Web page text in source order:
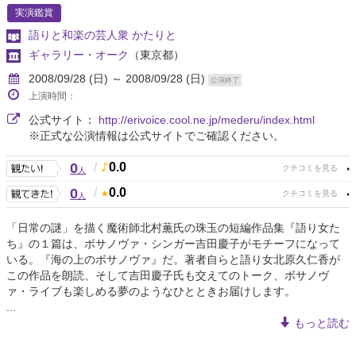
実演鑑賞
語りと和楽の芸人衆 かたりと
ギャラリー・オーク
（東京都）
2008/09/28 (日) ～ 2008/09/28 (日)
公演終了
上演時間：
公式サイト： http://erivoice.cool.ne.jp/mederu/index.html
※正式な公演情報は公式サイトでご確認ください。
0人 / 0.0
0人 / 0.0
「日常の謎」を描く魔術師北村薫氏の珠玉の短編作品集『語り女た
ち』の１篇は、ボサノヴァ・シンガー吉田慶子がモチーフになって
いる。『海の上のボサノヴァ』だ。著者自らと語り女北原久仁香が
この作品を朗読、そして吉田慶子氏も交えてのトーク、ボサノヴ
ァ・ライブも楽しめる夢のようなひとときお届けします。
もっと読む